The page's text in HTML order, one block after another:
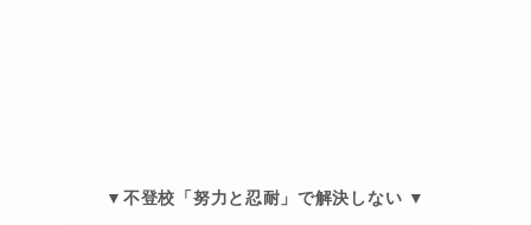
▼不登校「努力と忍耐」で解決しない ▼